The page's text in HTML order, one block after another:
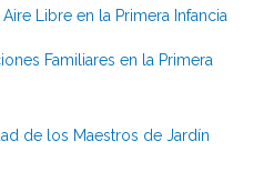
Libre en la Primera Infancia
Familiares en la Primera
de los Maestros de Jardín